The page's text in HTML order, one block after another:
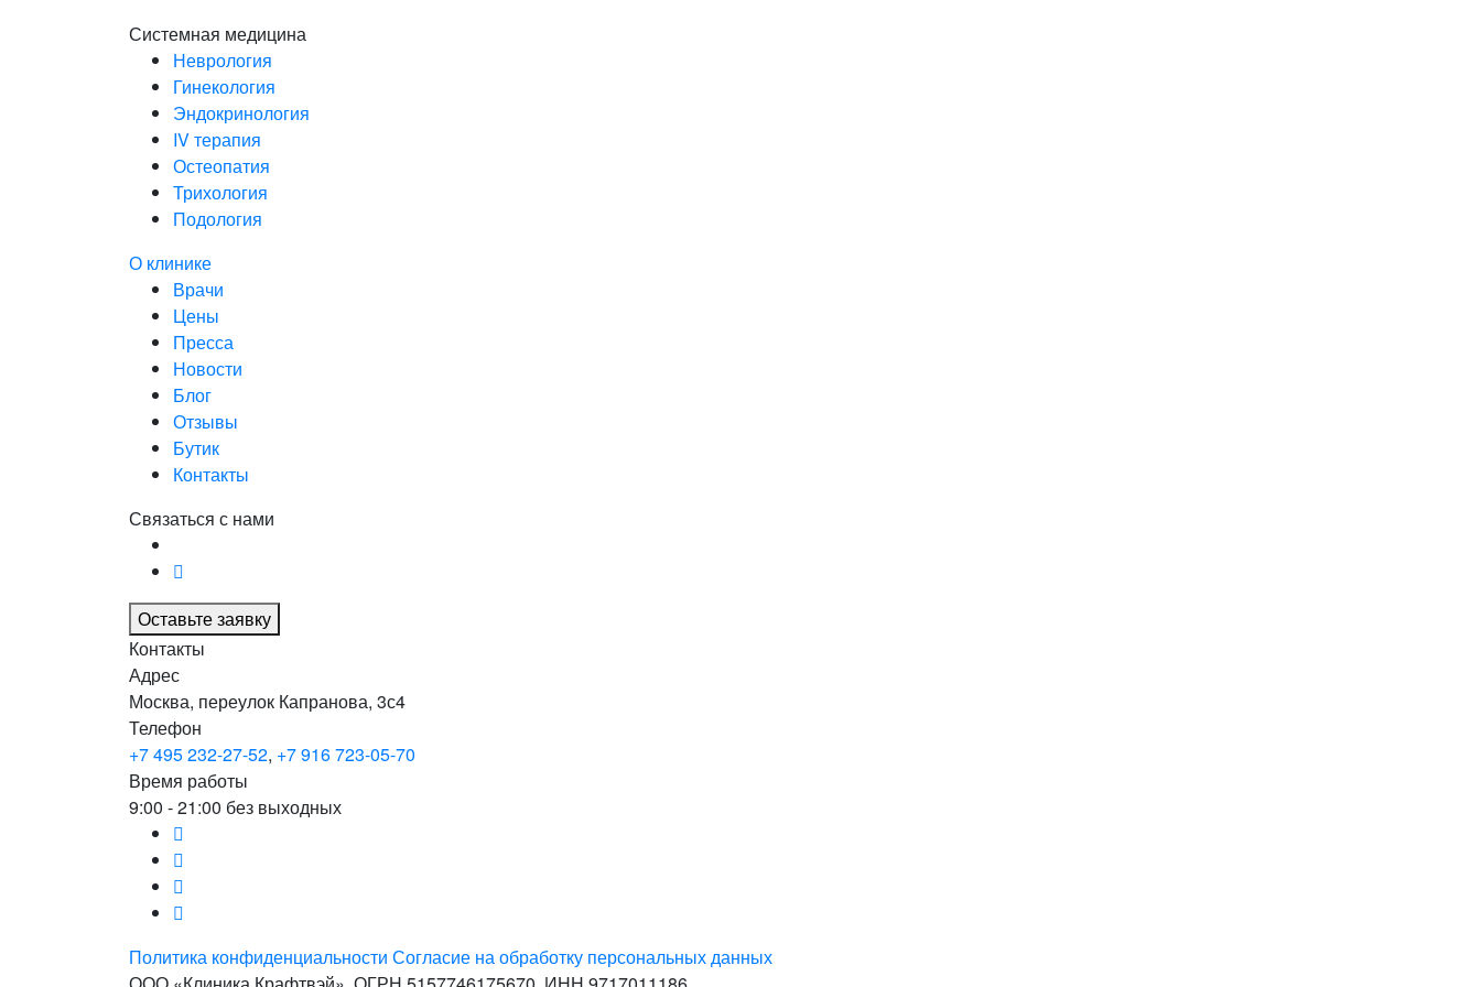
Системная медицина
Неврология
Гинекология
Эндокринология
IV терапия
Остеопатия
Трихология
Подология
О клинике
Врачи
Цены
Пресса
Новости
Блог
Отзывы
Бутик
Контакты
Связаться с нами
Оставьте заявку
Контакты
Адрес
Москва, переулок Капранова, 3с4
Телефон
+7 495 232-27-52, +7 916 723-05-70
Время работы
9:00 - 21:00 без выходных
Политика конфиденциальности Согласие на обработку персональных данных